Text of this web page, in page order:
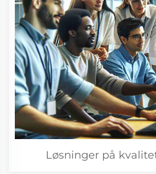
Løsninger på